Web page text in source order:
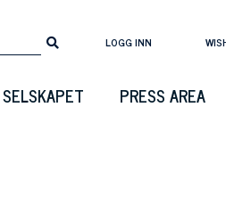
LOGG INN
SELSKAPET PRESS AREA